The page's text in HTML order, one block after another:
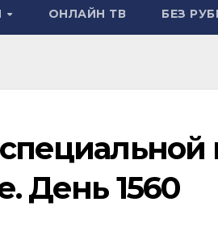
ОНЛАЙН ТВ БЕЗ
День 1560